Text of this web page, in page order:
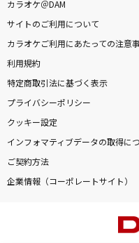
カラオケ＠DAM
サイトのご利用について
カラオケご利用にあたっての注意
利用規約
特定商取引法に基づく表示
プライバシーポリシー
クッキー設定
インフォマティブデータの取得に
ご契約方法
企業情報（コーポレートサイト）